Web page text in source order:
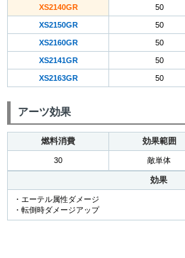
XS2140GR 50
XS2150GR 50
XS2160GR 50
XS2141GR 50
XS2163GR 50
アーツ効果
燃料消費 効果範囲
30 敵単体
効果
・エーテル属性ダメージ
・転倒時ダメージアップ